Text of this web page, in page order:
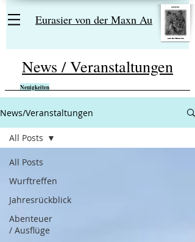
Eurasier von der Maxn Au
News / Veranstaltungen
Neuigkeiten
News/Veranstaltungen
All Posts
Wurftreffen
Jahresrückblick
Abenteuer
/ Ausflüge
All Posts